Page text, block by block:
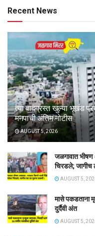
Recent News
त्या वादग्रस्त खुल्या भूखंड
मनपाची अंतिम नोटीस
AUGUST 5, 2026
जळगावात भीषण
चिरडले; जागीच
AUGUST 5,
मासे पकडताना
दुर्दैवी अंत
AUGUST 5,